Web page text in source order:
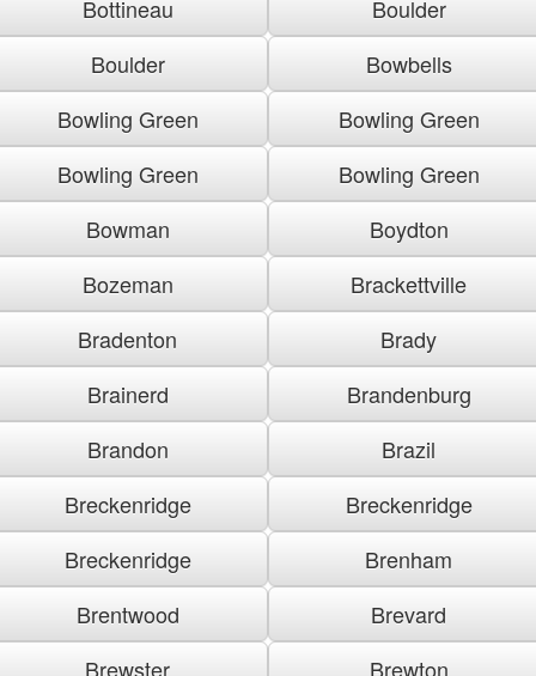
Bottineau
Boulder
Boulder
Bowbells
Bowling Green
Bowling Green
Bowling Green
Bowling Green
Bowman
Boydton
Bozeman
Brackettville
Bradenton
Brady
Brainerd
Brandenburg
Brandon
Brazil
Breckenridge
Breckenridge
Breckenridge
Brenham
Brentwood
Brevard
Brewster
Brewton